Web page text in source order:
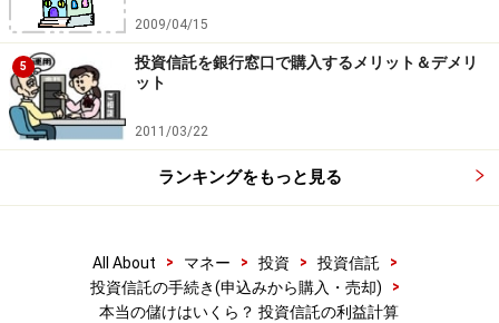
したがってAさんの売却時の手取りの利益は（Ａ）－
（Ｂ）－（Ｃ）＝87,972円…（Ｄ）となります。
＜手順4＞受取分配金の総額を確認する
次に、投資信託から受け取った分配金の総額を確認しま
す。分配金といっても普通分配金と特別分配金の2種類
うは元本からの払い戻しなので利益ではありません。よ
って、受け取った分配金のうち普通分配金のみを合計す
2009/04/15
5
投資信託を銀行窓口で購入するメリット＆デメリ
ット
2011/03/22
ランキングをもっと見る
All About > マネー > 投資 > 投資信託
>
投資信託の手続き(申込みから購入・売却)
>
本当の儲けはいくら？ 投資信託の利益計算